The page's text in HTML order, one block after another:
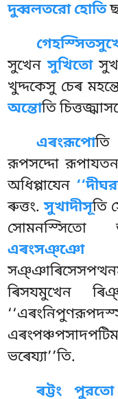
দুব্বলতরো হোতি
সুখেনসুখিতো
খুদ্দকেসু চেৰ
অন্তোতি
এৰংরূপো
রূপসদ্দো
অধিপ্পাযেন
ৰুত্তং.সুখাদীসূতি
সোমনস্সিতো
এৰংসঞ্ঞো
ৰিসযমুখেন
ভৰেয্যা’’তি.
ৰট্টং